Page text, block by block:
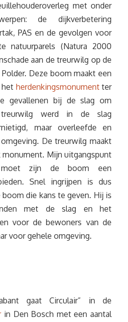
met onder
de dijkverbetering
PAS en de gevolgen voor
natuurparels (Natura 2000
aan de treurwilg op de
Deze boom maakt een
het herdenkingsmonumentter
gevallenen bij de slag om
treurwilg werd in de slag
maar overleefde en
De treurwilg maakt
monument. Mijn uitgangspunt
zijn de boom een
Snel ingrijpen is dus
die kans te geven. Hij is
met de slag en het
voor de bewoners van de
voor gehele omgeving.
gaat Circulair” in de
in Den Bosch met een aantal